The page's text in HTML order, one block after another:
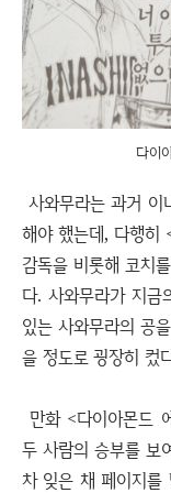
다이
사와무라는 과거 이
해야 했는데, 다행히
감독을 비롯해 코치
다. 사와무라가 지
있는 사와무라의 공
을 정도로 굉장히 컸
만화 <다이아몬드
두 사람의 승부를 보
차 잊은 채 페이지를